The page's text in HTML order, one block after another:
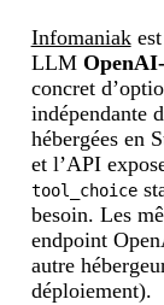
Infomaniakest
LLM
concret
indépendante
hébergées en
et l’API
tool_choice
besoin. Les
endpoint
autre
déploiement).